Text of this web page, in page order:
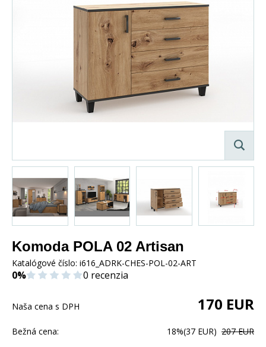
Komoda POLA 02 Artisan
Katalógové číslo: i616_ADRK-CHES-POL-02-ART
0% 0 recenzia
Naša cena s DPH 170 EUR
Bežná cena: 18%(37 EUR) 207 EUR